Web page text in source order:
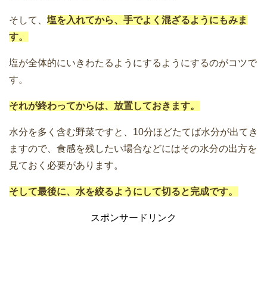
そして、 塩を入れてから、手でよく混ざるようにもみま
す。
塩が全体的にいきわたるようにするようにするのがコツで
す。
それが終わってからは、放置しておきます。
水分を多く含む野菜ですと、10分ほどたてば水分が出てき
ますので、食感を残したい場合などにはその水分の出方を
見ておく必要があります。
そして最後に、水を絞るようにして切ると完成です。
スポンサードリンク